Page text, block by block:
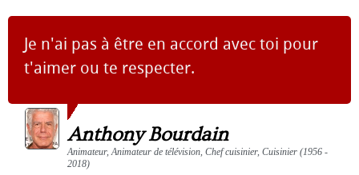
Je n'ai pas à être en accord avec toi pour
t'aimer ou te respecter.
Anthony Bourdain
Animateur, Animateur de télévision, Chef cuisinier, Cuisinier (1956 -
2018)